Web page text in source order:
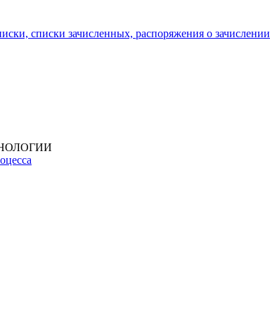
списки зачисленных, распоряжения о зачислении